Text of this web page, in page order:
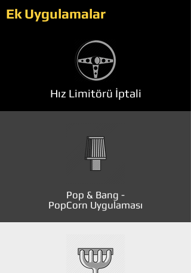
Ek Uygulamalar
Hız Limitörü İptali
Pop & Bang -
PopCorn Uygulaması